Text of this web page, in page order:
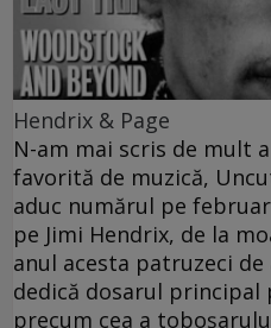
Hendrix & Page
N-am mai scris de mult
favorită de muzică,
aduc numărul pe
pe Jimi Hendrix, de la
anul acesta patruzeci
dedică dosarul
precum cea a